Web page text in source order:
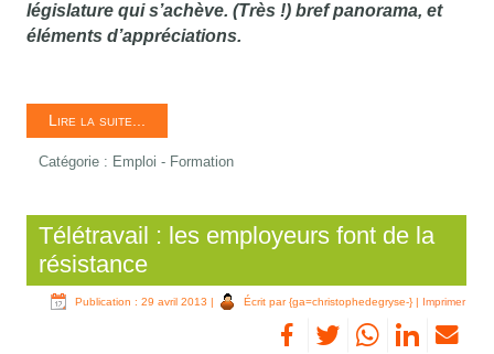
législature qui s’achève. (Très !) bref panorama, et
éléments d’appréciations.
Lire la suite...
Catégorie : Emploi - Formation
Télétravail : les employeurs font de la
résistance
Publication : 29 avril 2013 | Écrit par {ga=christophedegryse-} | Imprimer